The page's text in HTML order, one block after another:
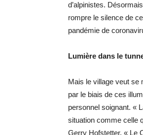
d’alpinistes.
rompre le silence de
pandémie de
Lumière dans le
Mais le village veut se
par le biais de ces
personnel soignant. «
situation comme celle
Gerry Hofstetter. « Le